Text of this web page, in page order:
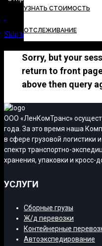
УЗНАТЬ СТОИМОСТЬ
ОТСЛЕЖИВАНИЕ
Skip to Content
Sorry, but your
return to front
above then query
ООО «ЛенКомТранс»
года. За это время наша
в сфере грузовой логистики
спектр транспортно-
хранения, упаковки и кросс-
УСЛУГИ
Сборные грузы
Ж/д перевозки
Контейнерные
Автоэкспедирование